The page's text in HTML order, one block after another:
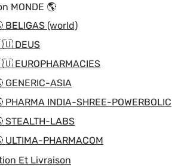
MONDE 🌎
BELIGAS (world)
DEUS
EUROPHARMACIES
GENERIC-ASIA
PHARMA INDIA-SHREE-POWERBOLIC
STEALTH-LABS
ULTIMA-PHARMACOM
Et Livraison